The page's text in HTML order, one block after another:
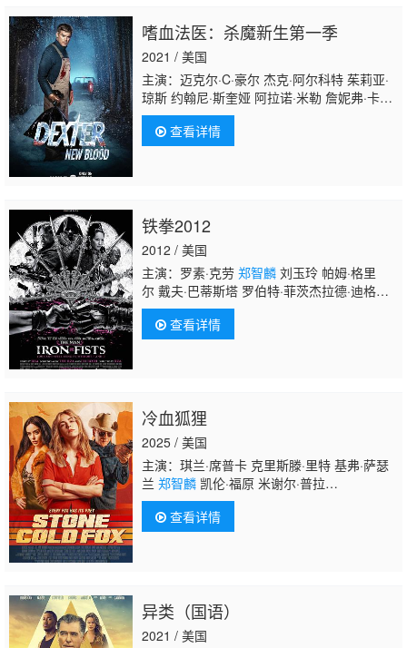
嗜血法医：杀魔新生第一季
2021 / 美国
主演：迈克尔·C·豪尔 杰克·阿尔科特 茱莉亚·
琼斯 约翰尼·斯奎娅 阿拉诺·米勒 詹妮弗·卡朋
特 大卫·马吉道夫 克兰西·布朗 奥斯卡·沃尔伯
格 安德鲁·迈克尔·法玛
蒂文·罗伯特森 迈克尔·西里尔·克赖顿 吉泽尔·
查看详情
铁拳2012
2012 / 美国
主演：罗素·克劳 郑智麟刘玉玲 帕姆·格里
尔 戴夫·巴蒂斯塔 罗伯特·菲茨杰拉德·迪格
斯 黎烈弓 周逸之 吴彦祖 尹成植 连凯 欧阳
靖 陈国新 文峰 刘家辉 尹子维 朱珠 文峰 黄芝
琪 陈观泰
查看详情
冷血狐狸
2025 / 美国
主演：琪兰·席普卡 克里斯滕·里特 基弗·萨瑟
兰 郑智麟凯伦·福原 米谢尔·普拉
达 Norman De Buck 加布里埃尔·梅登 斯宾塞·
格兰斯 法拉·碧西斯 Bluesy Burke 罗伯·马尔
斯 Julia Roth Cristo Montt Adam Elshar
查看详情
异类（国语）
2021 / 美国